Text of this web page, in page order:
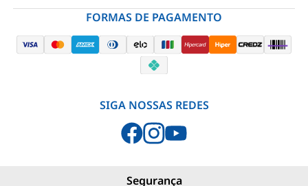
FORMAS DE PAGAMENTO
SIGA NOSSAS REDES
Segurança